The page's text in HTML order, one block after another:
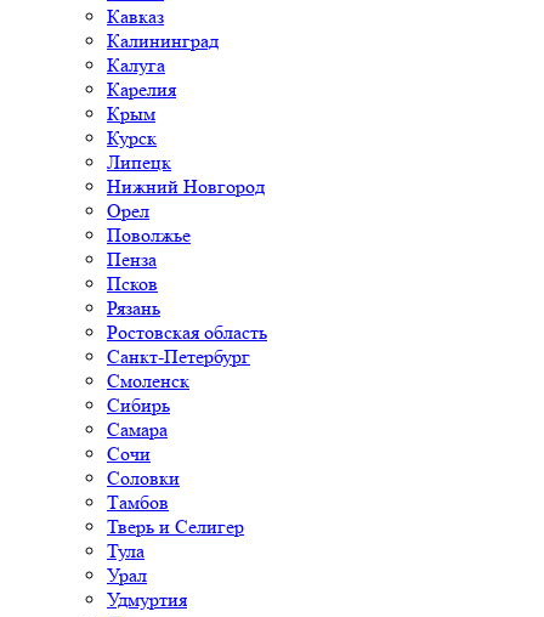
Кавказ
Калининград
Калуга
Карелия
Крым
Курск
Липецк
Нижний Новгород
Орел
Поволжье
Пенза
Псков
Рязань
Ростовская область
Санкт-Петербург
Смоленск
Сибирь
Самара
Сочи
Соловки
Тамбов
Тверь и Селигер
Тула
Урал
Удмуртия